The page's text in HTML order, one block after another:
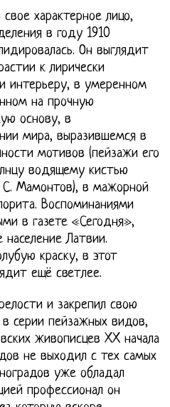
характерное лицо,
в году 1910
Он выглядит
к лирически
интерьеру, в умеренном
на прочную
основу, в
мира, выразившемся в
мотивов (пейзажи его
водящему кистью
С. Мамонтов), в мажорной
Воспоминаниями
в газете «Сегодня»,
население Латвии.
краску, в этот
ещё светлее.
и закрепил свою
серии пейзажных видов,
живописцев XX начала
не выходил с тех самых
уже обладал
профессионал он